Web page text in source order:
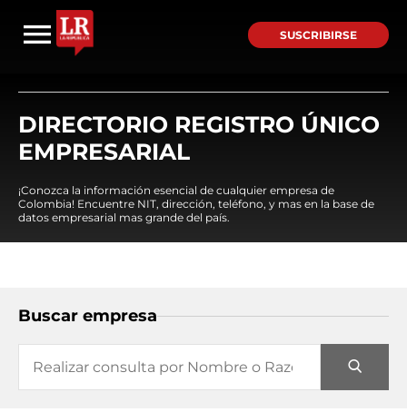
SUSCRIBIRSE
DIRECTORIO REGISTRO ÚNICO
EMPRESARIAL
¡Conozca la información esencial de cualquier empresa de
Colombia! Encuentre NIT, dirección, teléfono, y mas en la base de
datos empresarial mas grande del país.
Buscar empresa